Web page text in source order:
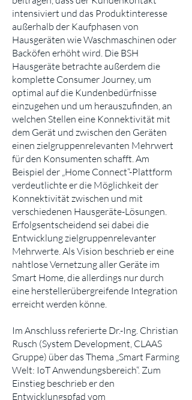
intensiviert und das Produktinteresse
außerhalb der Kaufphasen von
Hausgeräten wie Waschmaschinen oder
Backöfen erhöht wird. Die BSH
Hausgeräte betrachte außerdem die
komplette Consumer Journey, um
optimal auf die Kundenbedürfnisse
einzugehen und um herauszufinden, an
welchen Stellen eine Konnektivität mit
dem Gerät und zwischen den Geräten
einen zielgruppenrelevanten Mehrwert
für den Konsumenten schafft. Am
Beispiel der „Home Connect“-Plattform
verdeutlichte er die Möglichkeit der
Konnektivität zwischen und mit
verschiedenen Hausgeräte-Lösungen.
Erfolgsentscheidend sei dabei die
Entwicklung zielgruppenrelevanter
Mehrwerte. Als Vision beschrieb er eine
nahtlose Vernetzung aller Geräte im
Smart Home, die allerdings nur durch
eine herstellerübergreifende Integration
erreicht werden könne.
Im Anschluss referierte Dr.-Ing. Christian
Rusch (System Development, CLAAS
Gruppe) über das Thema „Smart Farming
Welt: IoT Anwendungsbereich“. Zum
Einstieg beschrieb er den
Entwicklungspfad vom